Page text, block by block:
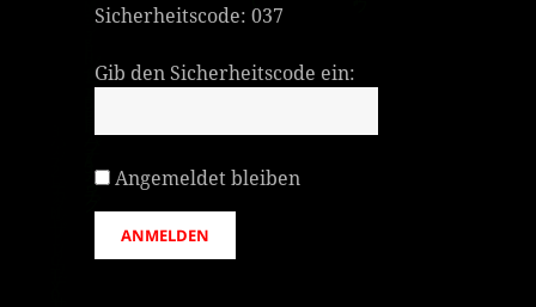
Sicherheitscode: 037
Gib den Sicherheitscode ein:
Angemeldet bleiben
ANMELDEN